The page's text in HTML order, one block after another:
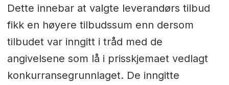
Dette innebar at valgte leverandørs tilbud
fikk en høyere tilbudssum enn dersom
tilbudet var inngitt i tråd med de
angivelsene som lå i prisskjemaet vedlagt
konkurransegrunnlaget. De inngitte